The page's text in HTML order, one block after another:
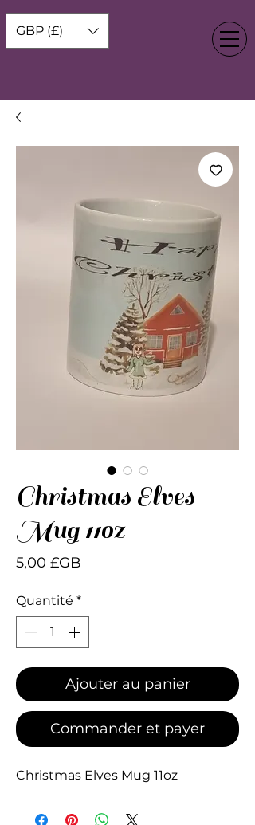
GBP (£)
Christmas Elves
Mug 11oz
5,00 £GB
Quantité *
Ajouter au panier
Commander et payer
Christmas Elves Mug 11oz